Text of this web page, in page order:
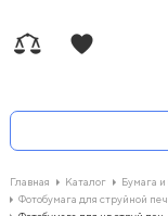
Главная Каталог Бумага
Фотобумага для струйной